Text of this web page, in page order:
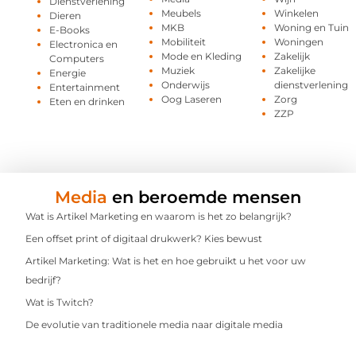
Dieren
E-Books
Electronica en
Computers
Energie
Entertainment
Eten en drinken
Meubels
MKB
Mobiliteit
Mode en Kleding
Muziek
Onderwijs
Oog Laseren
Winkelen
Woning en Tuin
Woningen
Zakelijk
Zakelijke
dienstverlening
Zorg
ZZP
Media en beroemde mensen
Wat is Artikel Marketing en waarom is het zo belangrijk?
Een offset print of digitaal drukwerk? Kies bewust
Artikel Marketing: Wat is het en hoe gebruikt u het voor uw
bedrijf?
Wat is Twitch?
De evolutie van traditionele media naar digitale media